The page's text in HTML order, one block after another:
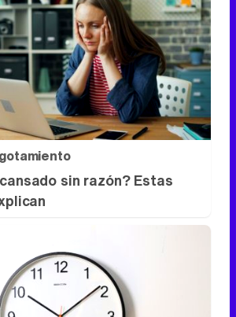
2026
que todos van a querer
año